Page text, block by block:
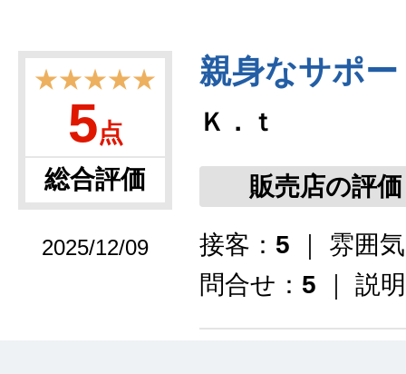
★★★★★
5点
総合評価
2025/12/09
親身なサポー
Ｋ．ｔ
販売店の評価
接客： 5 ｜ 雰囲
問合せ： 5 ｜ 説